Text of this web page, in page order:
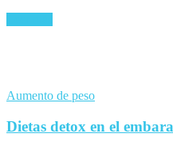
Aumento de peso
Dietas detox en el